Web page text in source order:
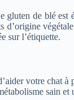
de blé
sur l’étiquette.
votre chat
sain et